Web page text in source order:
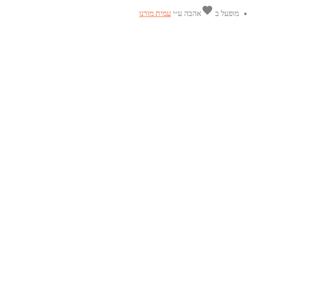
מופעל ב favoriteאהבה ע״י עמית מורנו